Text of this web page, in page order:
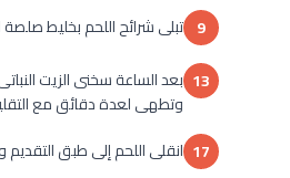
9 تبلى شرائح اللحم بخليط
13 بعد الساعة سخنى الزيت
وتطهى لعدة دقائق مع
17 انقلى اللحم إلى طبق